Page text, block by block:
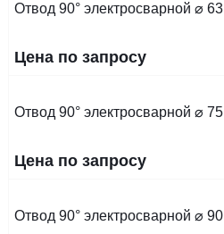
Отвод 90° электросварной ⌀ 63
Цена по запросу
Отвод 90° электросварной ⌀ 75
Цена по запросу
Отвод 90° электросварной ⌀ 90